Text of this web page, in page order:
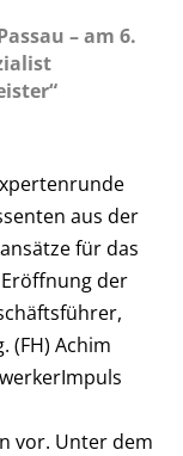
– am 6.
aus der
für das
der
(FH) Achim
vor. Unter dem